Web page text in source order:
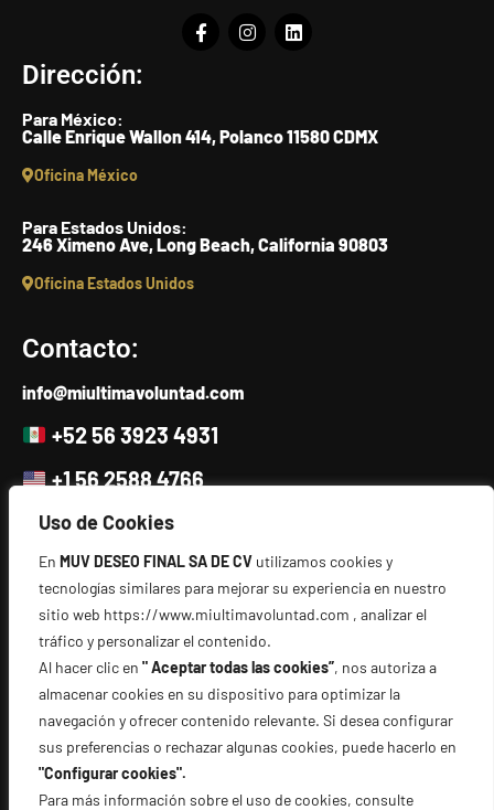
Uso de Cookies
En MUV DESEO FINAL SA DE CV utilizamos cookies y
tecnologías similares para mejorar su experiencia en nuestro
sitio web https://www.miultimavoluntad.com , analizar el
tráfico y personalizar el contenido.
Al hacer clic en " Aceptar todas las cookies”, nos autoriza a
almacenar cookies en su dispositivo para optimizar la
navegación y ofrecer contenido relevante. Si desea configurar
sus preferencias o rechazar algunas cookies, puede hacerlo en
"Configurar cookies".
Para más información sobre el uso de cookies, consulte
Dirección:
Para México:
Calle Enrique Wallon 414, Polanco 11580 CDMX
Oficina México
Para Estados Unidos:
246 Ximeno Ave, Long Beach, California 90803
Oficina Estados Unidos
Contacto:
info@miultimavoluntad.com
+52 56 3923 4931
+1 56 2588 4766
Escríbenos
Directorio:
Términos y condiciones
Aviso Legal y Términos de Uso
Cookie policy
Política de Privacidad
Sala de prensa